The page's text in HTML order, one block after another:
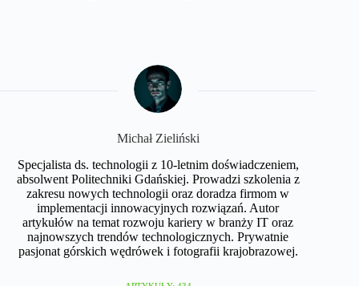
Michał Zieliński
Specjalista ds. technologii z 10-letnim doświadczeniem,
absolwent Politechniki Gdańskiej. Prowadzi szkolenia z
zakresu nowych technologii oraz doradza firmom w
implementacji innowacyjnych rozwiązań. Autor
artykułów na temat rozwoju kariery w branży IT oraz
najnowszych trendów technologicznych. Prywatnie
pasjonat górskich wędrówek i fotografii krajobrazowej.